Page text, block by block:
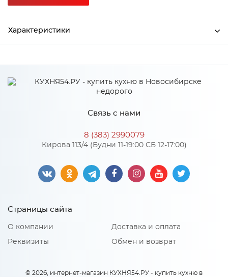
Характеристики
Связь с нами
8 (383) 2990079
Кирова 113/4 (Будни 11-19:00 СБ 12-17:00)
Страницы сайта
О компании
Реквизиты
Доставка и оплата
Обмен и возврат
© 2026, интернет-магазин КУХНЯ54.РУ - купить кухню в